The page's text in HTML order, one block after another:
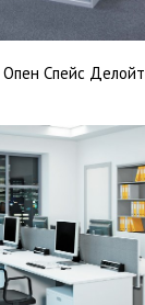
Опен Спейс Делойт